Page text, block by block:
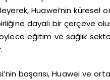
Huawei’nin küresel
dayalı bir çerçeve
eğitim ve sağlık
başarısı, Huawei ve